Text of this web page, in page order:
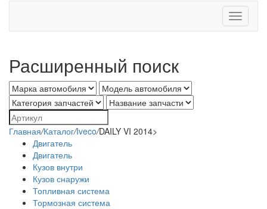
Toggle
Расширенный поиск
Главная/Каталог/Iveco/DAILY VI 2014>
Двигатель
Двигатель
Кузов внутри
Кузов снаружи
Топливная система
Тормозная система